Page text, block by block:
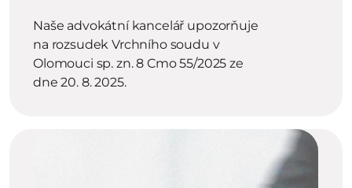
Naše advokátní kancelář upozorňuje
na rozsudek Vrchního soudu v
Olomouci sp. zn. 8 Cmo 55/2025 ze
dne 20. 8. 2025.